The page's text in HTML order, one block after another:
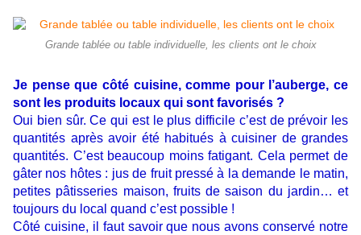
Grande tablée ou table individuelle, les clients ont le choix
Je pense que côté cuisine, comme pour l’auberge, ce
sont les produits locaux qui sont favorisés ?
Oui bien sûr. Ce qui est le plus difficile c’est de prévoir les
quantités après avoir été habitués à cuisiner de grandes
quantités. C’est beaucoup moins fatigant. Cela permet de
gâter nos hôtes : jus de fruit pressé à la demande le matin,
petites pâtisseries maison, fruits de saison du jardin… et
toujours du local quand c’est possible !
Côté cuisine, il faut savoir que nous avons conservé notre